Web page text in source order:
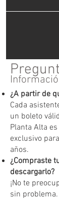
¿A partir de
Cada
un boleto
Planta Alta
exclusivo
años.
¿Compraste
descargarlo?
¡No te
sin